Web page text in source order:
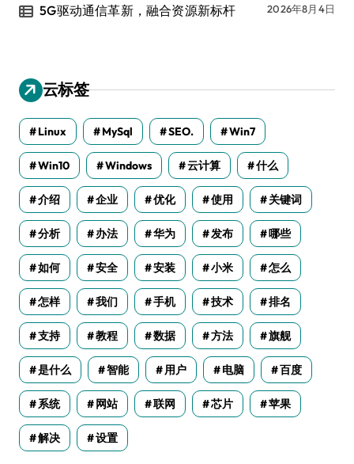
5G驱动通信革新，融合资源新标杆 2026年8月4日
云标签
Linux MySql SEO. Win7
Win10 Windows 云计算 什么
介绍 企业 优化 使用 关键词
分析 办法 华为 发布 哪些
如何 安全 安装 小米 怎么
怎样 我们 手机 技术 排名
支持 教程 数据 方法 旗舰
是什么 智能 用户 电脑 百度
系统 网站 联网 芯片 苹果
解决 设置